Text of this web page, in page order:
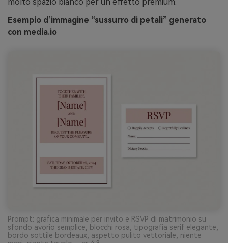
Esempio d’immagine “sussurro di petali” generato
con media.io
Prompt: grafica minimale per invito e RSVP di matrimonio su
sfondo avorio semplice, blocchi rosa, tipografia serif elegante,
bordo sottile bordeaux, aspetto pulito vettoriale, niente